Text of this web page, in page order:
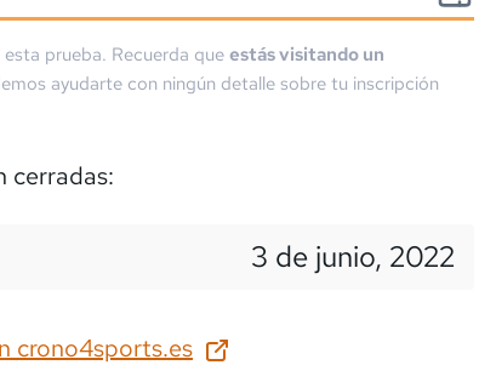
prueba. Recuerda que estás visitando un
ayudarte con ningún detalle sobre tu inscripción
cerradas:
3 de junio, 2022
crono4sports.es